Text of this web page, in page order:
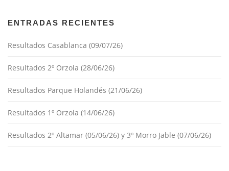
ENTRADAS RECIENTES
Resultados Casablanca (09/07/26)
Resultados 2º Orzola (28/06/26)
Resultados Parque Holandés (21/06/26)
Resultados 1º Orzola (14/06/26)
Resultados 2º Altamar (05/06/26) y 3º Morro Jable (07/06/26)